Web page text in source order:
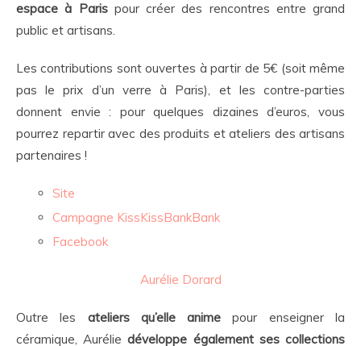
espace à Parispour créer des rencontres entre grand
public et artisans.
Les contributions sont ouvertes à partir de 5€ (soit même
pas le prix d’un verre à Paris), et les contre-parties
donnent envie : pour quelques dizaines d’euros, vous
pourrez repartir avec des produits et ateliers des artisans
partenaires !
Site
Campagne KissKissBankBank
Facebook
Aurélie Dorard
Outre les ateliers qu’elle anime pour enseigner la
céramique, Auréliedéveloppe également ses collections